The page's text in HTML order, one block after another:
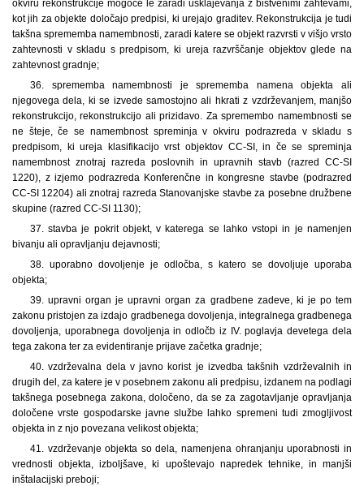
okviru rekonstrukcije mogoče le zaradi usklajevanja z bistvenimi zahtevami,
kot jih za objekte določajo predpisi, ki urejajo graditev. Rekonstrukcija je tudi
takšna sprememba namembnosti, zaradi katere se objekt razvrsti v višjo vrsto
zahtevnosti v skladu s predpisom, ki ureja razvrščanje objektov glede na
zahtevnost gradnje;
36. sprememba namembnosti je sprememba namena objekta ali
njegovega dela, ki se izvede samostojno ali hkrati z vzdrževanjem, manjšo
rekonstrukcijo, rekonstrukcijo ali prizidavo. Za spremembo namembnosti se
ne šteje, če se namembnost spreminja v okviru podrazreda v skladu s
predpisom, ki ureja klasifikacijo vrst objektov CC-SI, in če se spreminja
namembnost znotraj razreda poslovnih in upravnih stavb (razred CC-SI
1220), z izjemo podrazreda Konferenčne in kongresne stavbe (podrazred
CC-SI 12204) ali znotraj razreda Stanovanjske stavbe za posebne družbene
skupine (razred CC-SI 1130);
37. stavba je pokrit objekt, v katerega se lahko vstopi in je namenjen
bivanju ali opravljanju dejavnosti;
38. uporabno dovoljenje je odločba, s katero se dovoljuje uporaba
objekta;
39. upravni organ je upravni organ za gradbene zadeve, ki je po tem
zakonu pristojen za izdajo gradbenega dovoljenja, integralnega gradbenega
dovoljenja, uporabnega dovoljenja in odločb iz IV. poglavja devetega dela
tega zakona ter za evidentiranje prijave začetka gradnje;
40. vzdrževalna dela v javno korist je izvedba takšnih vzdrževalnih in
drugih del, za katere je v posebnem zakonu ali predpisu, izdanem na podlagi
takšnega posebnega zakona, določeno, da se za zagotavljanje opravljanja
določene vrste gospodarske javne službe lahko spremeni tudi zmogljivost
objekta in z njo povezana velikost objekta;
41. vzdrževanje objekta so dela, namenjena ohranjanju uporabnosti in
vrednosti objekta, izboljšave, ki upoštevajo napredek tehnike, in manjši
inštalacijski preboji;